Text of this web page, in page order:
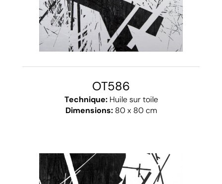
OT586
Technique:Huile sur toile
Dimensions:80 x 80 cm